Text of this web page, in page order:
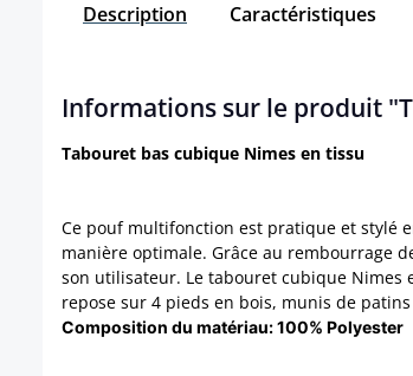
Description Caractéristiques
Informations sur le produit
Tabouret bas cubique Nimes en tissu
Ce pouf multifonction est pratique et stylé
manière optimale. Grâce au rembourrage
son utilisateur. Le tabouret cubique Nimes
repose sur 4 pieds en bois, munis de
Composition du matériau:100% Polyester